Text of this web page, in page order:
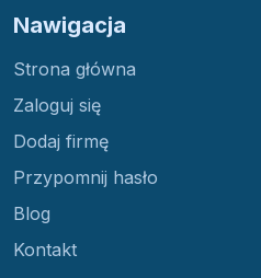
Nawigacja
Strona główna
Zaloguj się
Dodaj firmę
Przypomnij hasło
Blog
Kontakt